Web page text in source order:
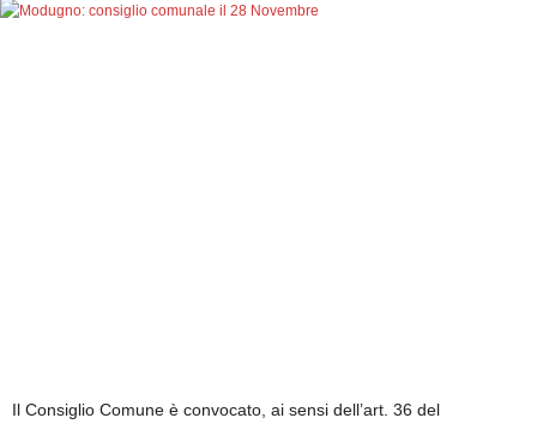
Il Consiglio Comune è convocato, ai sensi dell’art. 36 del